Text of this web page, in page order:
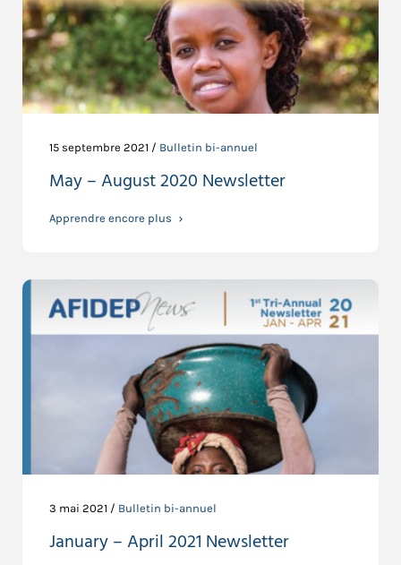
15 septembre 2021 / Bulletin bi-annuel
May – August 2020 Newsletter
Apprendre encore plus
3 mai 2021 / Bulletin bi-annuel
January – April 2021 Newsletter